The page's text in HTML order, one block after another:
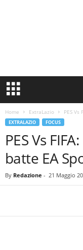
n
o
Home ExtraLazio PES
EXTRALAZIO FOCUS
PES Vs
batte EA
By Redazione - 21 Maggio